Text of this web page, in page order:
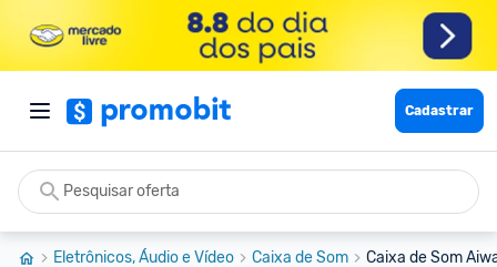
Cadastrar
Eletrônicos, Áudio e Vídeo Caixa de Som Caixa de Som